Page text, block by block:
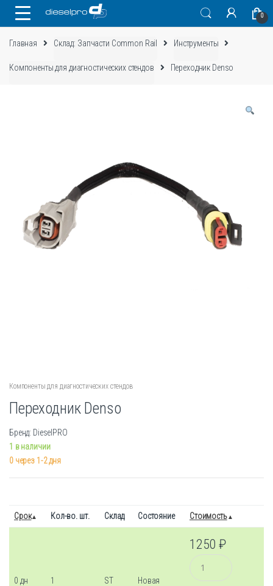
0
Главная Склад: Запчасти Common Rail Инструменты
Компоненты для диагностических стендов Переходник Denso
Компоненты для диагностических стендов
Переходник Denso
Бренд: DieselPRO
1 в наличии
0 через 1-2 дня
Срок Кол-во. шт. Склад Состояние Стоимость
0 дн 1 ST Новая
1250₽
Количество